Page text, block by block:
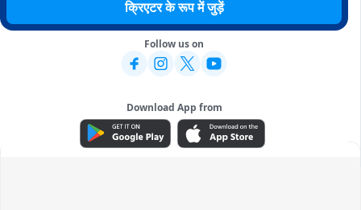
क्रिएटर के रूप में जुड़ें
Follow us on
Download App from
ADVERTISEMENT